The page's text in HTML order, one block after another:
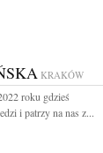
KRAKÓW
roku gdzieś
i patrzy na nas z...